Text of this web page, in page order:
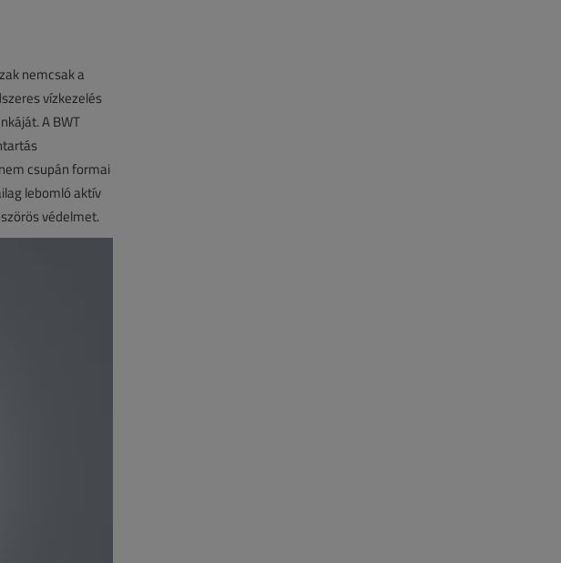
nemcsak a
vízkezelés
A BWT
csupán formai
lebomló aktív
védelmet.